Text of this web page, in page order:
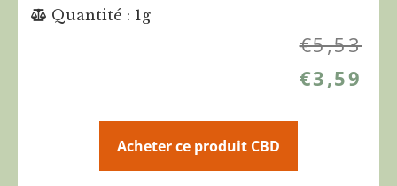
Quantité : 1g
€5,53
€3,59
Acheter ce produit CBD